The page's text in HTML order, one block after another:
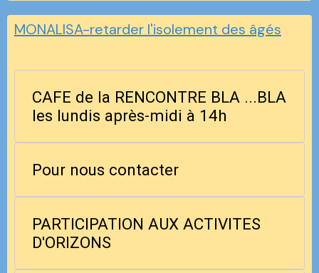
MONALISA-retarder l'isolement des âgés
CAFE de la RENCONTRE BLA ...BLA
les lundis après-midi à 14h
Pour nous contacter
PARTICIPATION AUX ACTIVITES
D'ORIZONS